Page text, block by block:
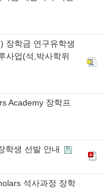
장학금 연구유학생
사업(석,박사학위
Academy 장학프
학생 선발 안내
석사과정 장학